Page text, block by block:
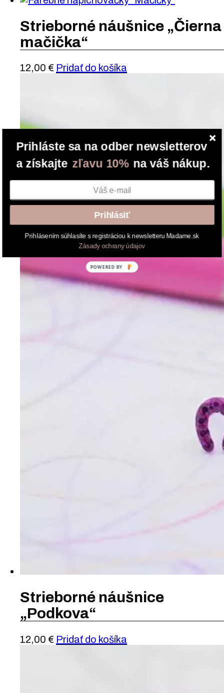
Strieborné náušnice „Čierna
mačička“
12,00 € Pridať do košíka
Strieborné náušnice
„Podkova“
12,00 € Pridať do košíka
Prihláste sa na odber newsletterov
Prihlásiť
Zásady ochrany údajov
Prihlásením súhlasíte s registráciou k newsletteru Madame.sk
a získajte zľavu 10% na váš nákup.